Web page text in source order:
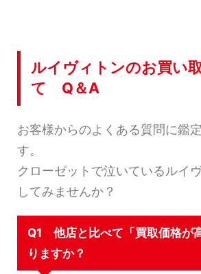
ルイヴィトンのお買い
て Q＆A
お客様からのよくある質問に鑑
す。
クローゼットで泣いているルイ
してみませんか？
Q1 他店と比べて「買取価格が
りますか？